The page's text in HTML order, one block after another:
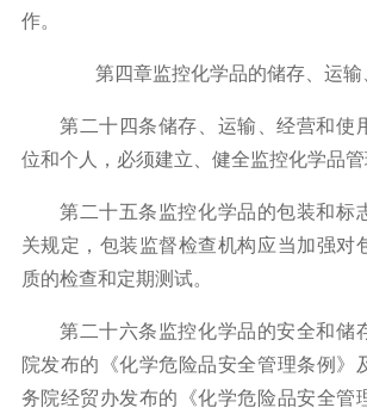
作。
第四章监控化学品的储存、运输
第二十四条储存、运输、经营和使
位和个人，必须建立、健全监控化学品管
第二十五条监控化学品的包装和标
关规定，包装监督检查机构应当加强对
质的检查和定期测试。
第二十六条监控化学品的安全和储
院发布的《化学危险品安全管理条例》
务院经贸办发布的《化学危险品安全管